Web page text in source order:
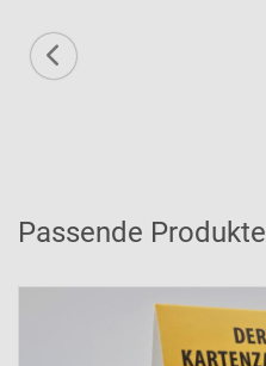
Passende Produkte